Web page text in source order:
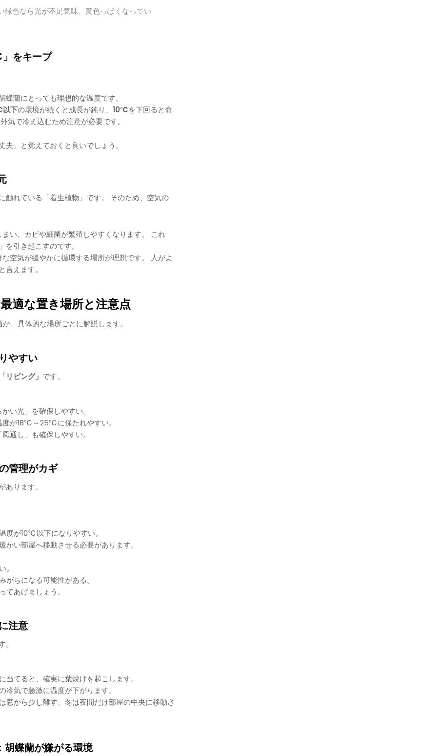
色なら光が不足気味、黄色っぽくなってい
をキープ
蝶蘭にとっても理想的な温度です。
下の環境が続くと成長が鈍り、 10℃を下回ると命
気で冷え込むため注意が必要です。
」と覚えておくと良いでしょう。
触れている「着生植物」です。 そのため、空気の
い、カビや細菌が繁殖しやすくなります。 これ
引き起こすのです。
空気が緩やかに循環する場所が理想です。 人がよ
えます。
適な置き場所と注意点
、具体的な場所ごとに解説します。
やすい
「リビング」 です。
い光」を確保しやすい。
度が18℃～25℃に保たれやすい。
通し」も確保しやすい。
管理がカギ
ります。
度が10℃以下になりやすい。
い部屋へ移動させる必要があります。
。
がちになる可能性がある。
てあげましょう。
注意
当てると、確実に葉焼けを起こします。
気で急激に温度が下がります。
窓から少し離す、冬は夜間だけ部屋の中央に移動さ
胡蝶蘭が嫌がる環境